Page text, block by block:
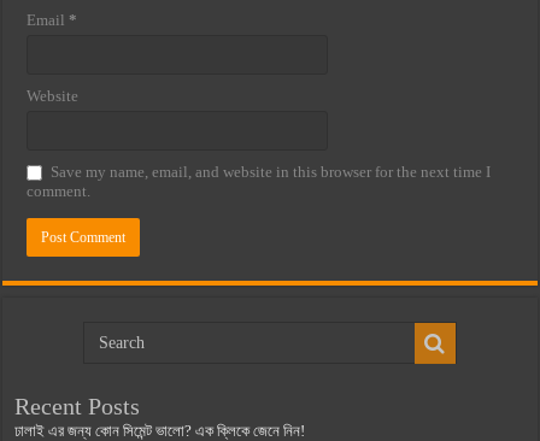
Email *
Website
Save my name, email, and website in this browser for the next time I
comment.
Recent Posts
ঢালাই এর জন্য কোন সিমেন্ট ভালো? এক ক্লিকে জেনে নিন!